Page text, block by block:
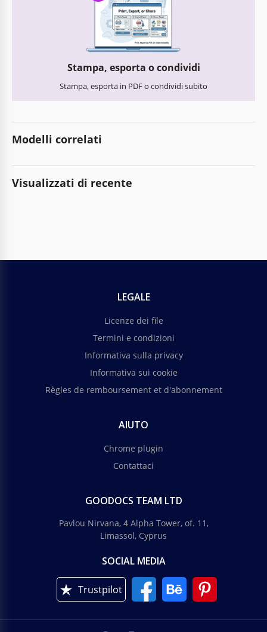
Stampa, esporta o condividi
Stampa, esporta in PDF o condividi subito
Modelli correlati
Visualizzati di recente
LEGALE
Licenze dei file
Termini e condizioni
Informativa sulla privacy
Informativa sui cookie
Règles de remboursement et d'abonnement
AIUTO
Chrome plugin
Contattaci
GOODOCS TEAM LTD
Pavlou Nirvana, 4 Alpha Tower, of. 11,
Limassol, Cyprus
SOCIAL MEDIA
Trustpilot